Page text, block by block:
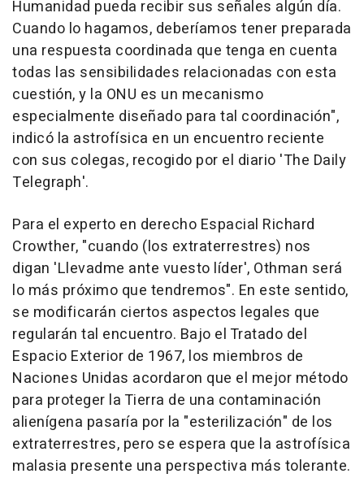
Humanidad pueda recibir sus señales algún día.
Cuando lo hagamos, deberíamos tener preparada
una respuesta coordinada que tenga en cuenta
todas las sensibilidades relacionadas con esta
cuestión, y la ONU es un mecanismo
especialmente diseñado para tal coordinación",
indicó la astrofísica en un encuentro reciente
con sus colegas, recogido por el diario 'The Daily
Telegraph'.
Para el experto en derecho Espacial Richard
Crowther, "cuando (los extraterrestres) nos
digan 'Llevadme ante vuesto líder', Othman será
lo más próximo que tendremos". En este sentido,
se modificarán ciertos aspectos legales que
regularán tal encuentro. Bajo el Tratado del
Espacio Exterior de 1967, los miembros de
Naciones Unidas acordaron que el mejor método
para proteger la Tierra de una contaminación
alienígena pasaría por la "esterilización" de los
extraterrestres, pero se espera que la astrofísica
malasia presente una perspectiva más tolerante.